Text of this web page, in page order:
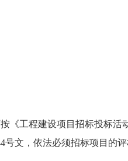
《工程建设项目招标投标
号文，依法必须招标项目的